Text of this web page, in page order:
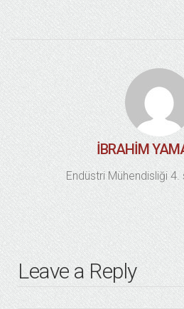
İBRAHIM
Endüstri Mühendisliği 4.
Leave a Reply